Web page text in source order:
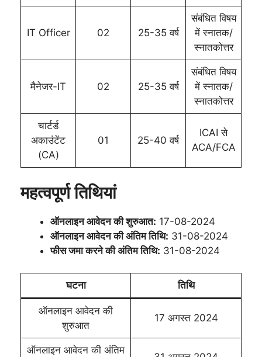
IT Officer 02 25-35 वर्ष
संबंधित विषय
में स्नातक/
स्नातकोत्तर
मैनेजर-IT 02 25-35 वर्ष
संबंधित विषय
में स्नातक/
स्नातकोत्तर
चार्टर्ड
अकाउंटेंट
(CA)
01 25-40 वर्ष
ICAI से
ACA/FCA
महत्वपूर्ण तिथियां
ऑनलाइन आवेदन की शुरुआत: 17-08-2024
ऑनलाइन आवेदन की अंतिम तिथि: 31-08-2024
फीस जमा करने की अंतिम तिथि: 31-08-2024
घटना तिथि
ऑनलाइन आवेदन की
शुरुआत
17 अगस्त 2024
ऑनलाइन आवेदन की अंतिम